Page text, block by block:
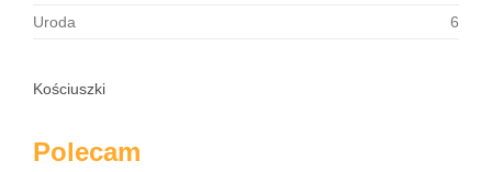
Uroda
6
Kościuszki
Polecam